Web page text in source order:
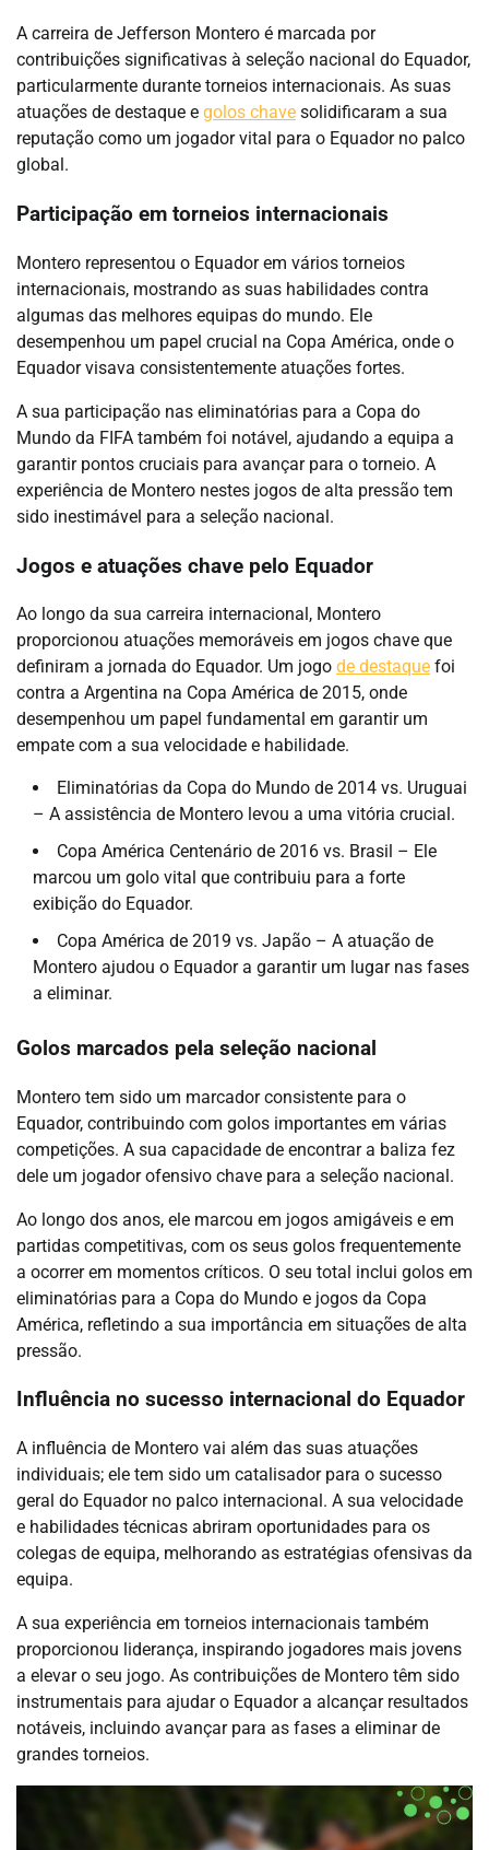
A carreira de Jefferson Montero é marcada por
contribuições significativas à seleção nacional do Equador,
particularmente durante torneios internacionais. As suas
atuações de destaque e golos chave solidificaram a sua
reputação como um jogador vital para o Equador no palco
global.
Participação em torneios internacionais
Montero representou o Equador em vários torneios
internacionais, mostrando as suas habilidades contra
algumas das melhores equipas do mundo. Ele
desempenhou um papel crucial na Copa América, onde o
Equador visava consistentemente atuações fortes.
A sua participação nas eliminatórias para a Copa do
Mundo da FIFA também foi notável, ajudando a equipa a
garantir pontos cruciais para avançar para o torneio. A
experiência de Montero nestes jogos de alta pressão tem
sido inestimável para a seleção nacional.
Jogos e atuações chave pelo Equador
Ao longo da sua carreira internacional, Montero
proporcionou atuações memoráveis em jogos chave que
definiram a jornada do Equador. Um jogo de destaque foi
contra a Argentina na Copa América de 2015, onde
desempenhou um papel fundamental em garantir um
empate com a sua velocidade e habilidade.
Eliminatórias da Copa do Mundo de 2014 vs. Uruguai
– A assistência de Montero levou a uma vitória crucial.
Copa América Centenário de 2016 vs. Brasil – Ele
marcou um golo vital que contribuiu para a forte
exibição do Equador.
Copa América de 2019 vs. Japão – A atuação de
Montero ajudou o Equador a garantir um lugar nas fases
a eliminar.
Golos marcados pela seleção nacional
Montero tem sido um marcador consistente para o
Equador, contribuindo com golos importantes em várias
competições. A sua capacidade de encontrar a baliza fez
dele um jogador ofensivo chave para a seleção nacional.
Ao longo dos anos, ele marcou em jogos amigáveis e em
partidas competitivas, com os seus golos frequentemente
a ocorrer em momentos críticos. O seu total inclui golos em
eliminatórias para a Copa do Mundo e jogos da Copa
América, refletindo a sua importância em situações de alta
pressão.
Influência no sucesso internacional do Equador
A influência de Montero vai além das suas atuações
individuais; ele tem sido um catalisador para o sucesso
geral do Equador no palco internacional. A sua velocidade
e habilidades técnicas abriram oportunidades para os
colegas de equipa, melhorando as estratégias ofensivas da
equipa.
A sua experiência em torneios internacionais também
proporcionou liderança, inspirando jogadores mais jovens
a elevar o seu jogo. As contribuições de Montero têm sido
instrumentais para ajudar o Equador a alcançar resultados
notáveis, incluindo avançar para as fases a eliminar de
grandes torneios.